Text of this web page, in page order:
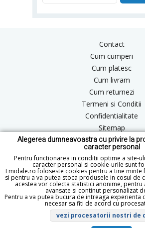
Alegerea dumneavoastra cu privire la
caracter personal
Pentru functionarea in conditii optime a site-
caracter personal si cookie-urile sunt
Emidale.ro foloseste cookies pentru a tine minte
si pentru a va putea stoca produsele in cosul de
acestea vor colecta statistici anonime, pentru
avansate si continut personalizat
Pentru a va putea bucura de intreaga experienta
necesar sa fiti de acord cu
vezi procesatorii nostri de
Contact
Cum cumperi
Cum platesc
Cum livram
Cum returnezi
Termeni si Conditii
Confidentialitate
Sitemap
Blog
ANPC
© Copyright 2015 - 2026